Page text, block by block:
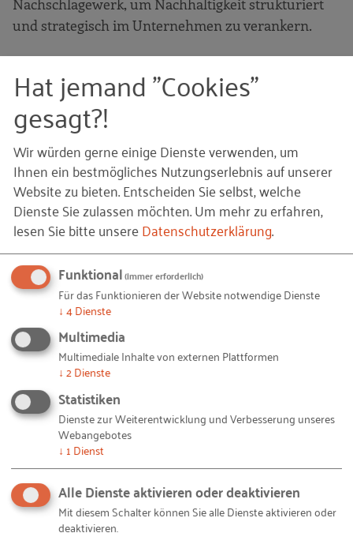
Nachschlagewerk, um Nachhaltigkeit strukturiert
und strategisch im Unternehmen zu verankern.
ZUM LEITFADEN
Twin Transition -
Nachhaltigkeit und
Digitalisierung zusammen
denken
Welche Rolle spielt die
Digitalisierung? Was ist dran
an der sogenannten „Twin
Transition“?
Hat jemand "Cookies"
gesagt?!
Wir würden gerne einige Dienste verwenden, um
Ihnen ein bestmögliches Nutzungserlebnis auf unserer
Website zu bieten. Entscheiden Sie selbst, welche
Dienste Sie zulassen möchten.Um mehr zu erfahren,
lesen Sie bitte unsereDatenschutzerklärung.
Funktional(immer erforderlich)
Für das Funktionieren der Website notwendige Dienste
↓ 4Dienste
Multimedia
Multimediale Inhalte von externen Plattformen
↓ 2Dienste
Statistiken
Dienste zur Weiterentwicklung und Verbesserung unseres
Webangebotes
↓ 1 Dienst
Alle Dienste aktivieren oder deaktivieren
Mit diesem Schalter können Sie alle Dienste aktivieren oder
deaktivieren.